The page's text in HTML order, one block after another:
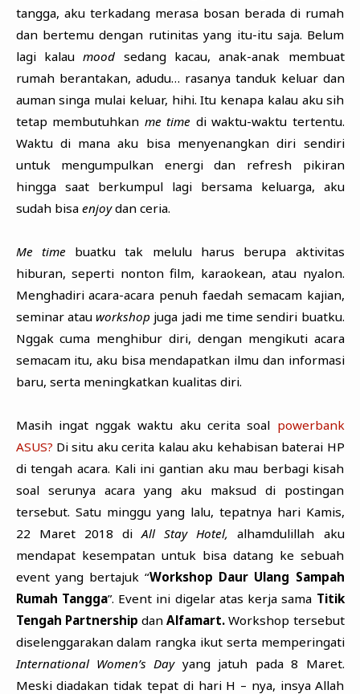
tangga, aku terkadang merasa bosan berada di rumah
dan bertemu dengan rutinitas yang itu-itu saja. Belum
lagi kalaumood sedang kacau, anak-anak membuat
rumah berantakan, adudu… rasanya tanduk keluar dan
auman singa mulai keluar, hihi. Itu kenapa kalau aku sih
tetap membutuhkan me time di waktu-waktu tertentu.
Waktu di mana aku bisa menyenangkan diri sendiri
untuk mengumpulkan energi dan refresh pikiran
hingga saat berkumpul lagi bersama keluarga, aku
sudah bisa enjoydan ceria.
Me timebuatku tak melulu harus berupa aktivitas
hiburan, seperti nonton film, karaokean, atau nyalon.
Menghadiri acara-acara penuh faedah semacam kajian,
seminar atau workshop juga jadi me time sendiri buatku.
Nggak cuma menghibur diri, dengan mengikuti acara
semacam itu, aku bisa mendapatkan ilmu dan informasi
baru, serta meningkatkan kualitas diri.
Masih ingat nggak waktu aku cerita soal powerbank
ASUS? Di situ aku cerita kalau aku kehabisan baterai HP
di tengah acara. Kali ini gantian aku mau berbagi kisah
soal serunya acara yang aku maksud di postingan
tersebut. Satu minggu yang lalu, tepatnya hari Kamis,
22 Maret 2018 di All Stay Hotel, alhamdulillah aku
mendapat kesempatan untuk bisa datang ke sebuah
event yang bertajuk “Workshop Daur Ulang Sampah
Rumah Tangga”. Event ini digelar atas kerja sama Titik
Tengah Partnership danAlfamart. Workshop tersebut
diselenggarakan dalam rangka ikut serta memperingati
International Women’s Dayyang jatuh pada 8 Maret.
Meski diadakan tidak tepat di hari H – nya, insya Allah